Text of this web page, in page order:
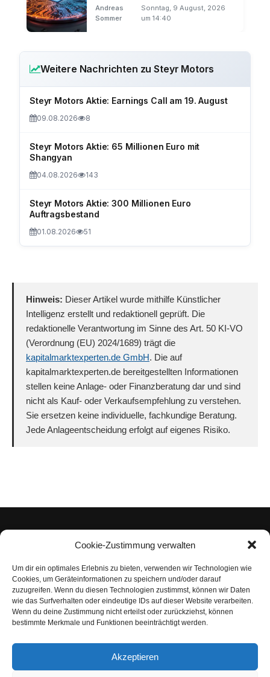
Cookie-Zustimmung verwalten
Um dir ein optimales Erlebnis zu bieten, verwenden wir Technologien wie
Cookies, um Geräteinformationen zu speichern und/oder darauf
zuzugreifen. Wenn du diesen Technologien zustimmst, können wir Daten
wie das Surfverhalten oder eindeutige IDs auf dieser Website verarbeiten.
Wenn du deine Zustimmung nicht erteilst oder zurückziehst, können
bestimmte Merkmale und Funktionen beeinträchtigt werden.
Akzeptieren
Andreas
Sommer
Sonntag, 9 August, 2026
um 14:40
Weitere Nachrichten zu Steyr Motors
Steyr Motors Aktie: Earnings Call am 19. August
09.08.2026 8
Steyr Motors Aktie: 65 Millionen Euro mit
Shangyan
04.08.2026 143
Steyr Motors Aktie: 300 Millionen Euro
Auftragsbestand
01.08.2026 51
Hinweis: Dieser Artikel wurde mithilfe Künstlicher
Intelligenz erstellt und redaktionell geprüft. Die
redaktionelle Verantwortung im Sinne des Art. 50 KI-VO
(Verordnung (EU) 2024/1689) trägt die
kapitalmarktexperten.de GmbH. Die auf
kapitalmarktexperten.de bereitgestellten Informationen
stellen keine Anlage- oder Finanzberatung dar und sind
nicht als Kauf- oder Verkaufsempfehlung zu verstehen.
Sie ersetzen keine individuelle, fachkundige Beratung.
Jede Anlageentscheidung erfolgt auf eigenes Risiko.
Impressum
Datenschutzerklärung
Nutzungsbedingungen | Haftungsausschluss
AGB